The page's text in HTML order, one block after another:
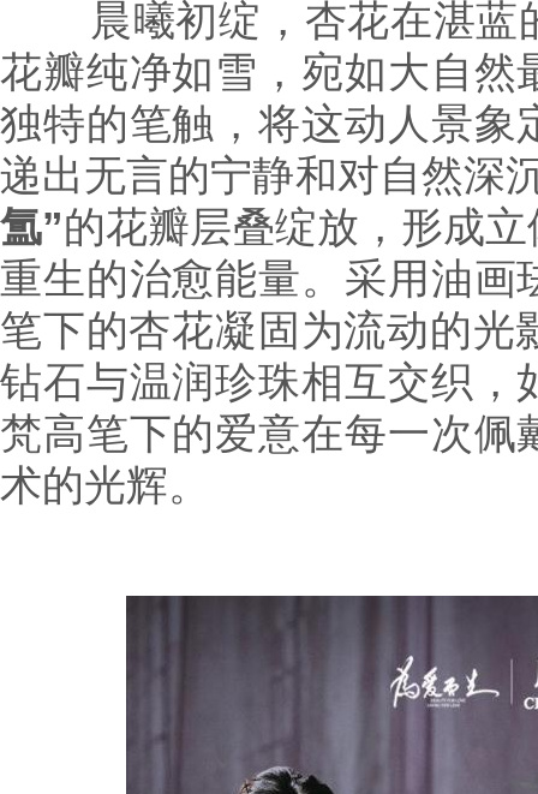
晨曦初绽，杏花在湛蓝
花瓣纯净如雪，宛如大自然
独特的笔触，将这动人景象
递出无言的宁静和对自然深
氲”的花瓣层叠绽放，形成
重生的治愈能量。采用油
笔下的杏花凝固为流动的光
钻石与温润珍珠相互交织，
梵高笔下的爱意在每一次
术的光辉。